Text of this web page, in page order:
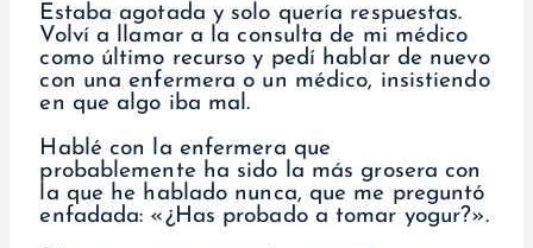
Estaba agotada y solo quería respuestas.
Volví a llamar a la consulta de mi médico
como último recurso y pedí hablar de nuevo
con una enfermera o un médico, insistiendo
en que algo iba mal.
Hablé con la enfermera que
probablemente ha sido la más grosera con
la que he hablado nunca, que me preguntó
enfadada: «¿Has probado a tomar yogur?».